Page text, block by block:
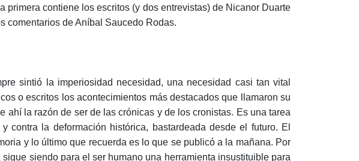
primera contiene los escritos (y dos entrevistas) de Nicanor Duarte
comentarios de Aníbal Saucedo Rodas.
sintió la imperiosidad necesidad, una necesidad casi tan vital
o escritos los acontecimientos más destacados que llamaron su
ahí la razón de ser de las crónicas y de los cronistas. Es una tarea
contra la deformación histórica, bastardeada desde el futuro. El
y lo último que recuerda es lo que se publicó a la mañana. Por
siendo para el ser humano una herramienta insustituible para